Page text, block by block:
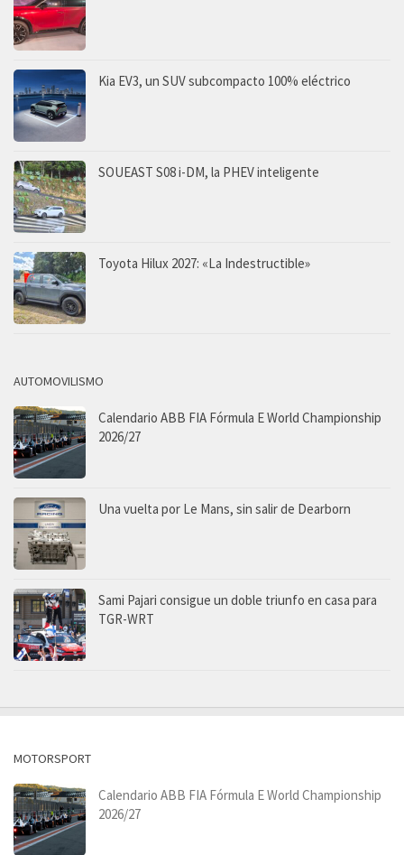
Kia EV3, un SUV subcompacto 100% eléctrico
SOUEAST S08 i-DM, la PHEV inteligente
Toyota Hilux 2027: «La Indestructible»
AUTOMOVILISMO
Calendario ABB FIA Fórmula E World Championship
2026/27
Una vuelta por Le Mans, sin salir de Dearborn
Sami Pajari consigue un doble triunfo en casa para
TGR-WRT
MOTORSPORT
Calendario ABB FIA Fórmula E World Championship
2026/27